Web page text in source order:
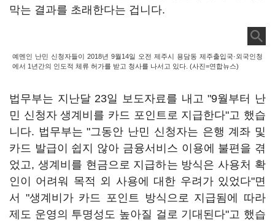
막는 결과를 초래한다는 겁니다.
예멘인 난민 신청자들이 2018년 9월14일 오전 제주시 용담동 제주출입국·외국인청
에서 1년간의 인도적 체류 허가를 받고 청사를 나서고 있다. (사진=연합뉴스)
법무부는 지난달 23일 보도자료를 내고 "9월부터 난
민 신청자 생계비를 카드 포인트로 지급한다"고 했습
니다. 법무부는 "그동안 난민 신청자는 은행 계좌 및
카드 발급이 쉽지 않아 금융서비스 이용에 불편을 겪
었고, 생계비를 현금으로 지급하는 방식은 사용처 확
인이 어려워 목적 외 사용에 대한 우려가 있었다"면
서 "생계비가 카드 포인트 방식으로 지급됨에 따라
제도 운영의 투명성도 높아질 걸로 기대된다"고 했습